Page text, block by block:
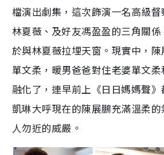
檔演出劇集，這次飾演一名高級
林夏薇、及好友馮盈盈的三角關
於與林夏薇拉埋天窗。現實中，
單文柔，暖男爸爸對住老婆單文
融化了，連早前上《日日媽媽聲
凱琳大呼現在的陳展鵬充滿溫柔
人勿近的威嚴。